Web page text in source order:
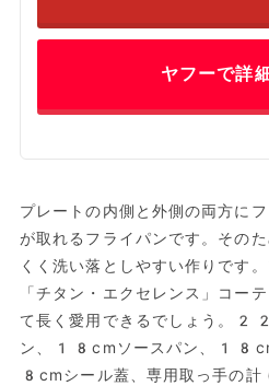
ヤフーで詳
プレートの内側と外側の両方に
が取れるフライパンです。その
くく洗い落としやすい作りです
「チタン・エクセレンス」コー
て長く愛用できるでしょう。
ン、18cmソースパン、18cm
8cmシール蓋、専用取っ手の